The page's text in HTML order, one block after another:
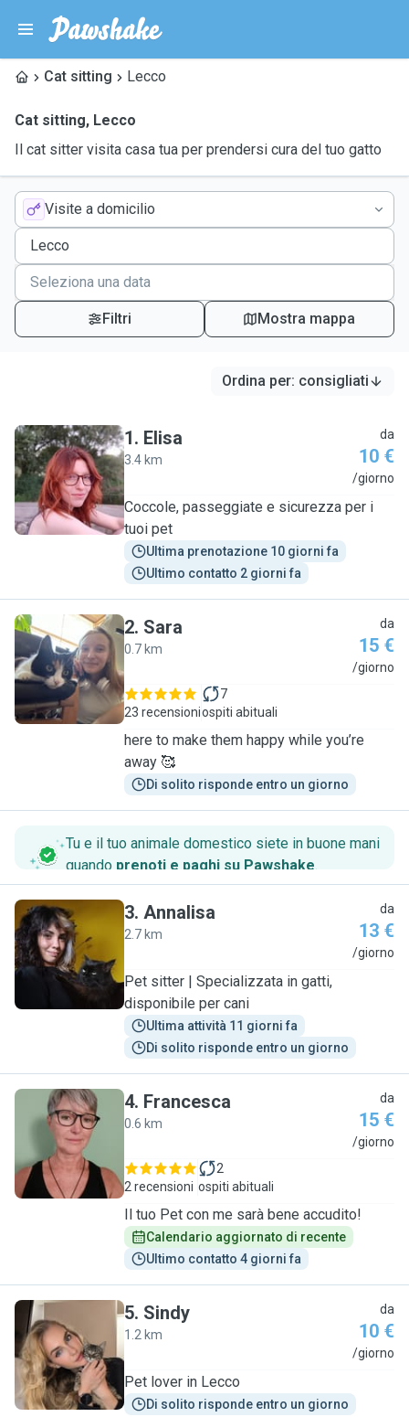
Cat sitting Lecco
Cat sitting, Lecco
Il cat sitter visita casa tua per prendersi cura del tuo gatto
Visite a domicilio
Filtri Mostra mappa
Ordina per: consigliati
E
1. Elisa
3.4 km
da
10 €
/giorno
Coccole, passeggiate e sicurezza per i
tuoi pet
Ultima prenotazione 10 giorni fa
Ultimo contatto 2 giorni fa
S
2. Sara
0.7 km
da
15 €
/giorno
23 recensioni
7
ospiti abituali
here to make them happy while you’re
away 🥰
Di solito risponde entro un giorno
Tu e il tuo animale domestico siete in buone mani
quando prenoti e paghi su Pawshake.
A
3. Annalisa
2.7 km
da
13 €
/giorno
Pet sitter | Specializzata in gatti,
disponibile per cani
Ultima attività 11 giorni fa
Di solito risponde entro un giorno
F
4. Francesca
0.6 km
da
15 €
/giorno
2 recensioni
2
ospiti abituali
Il tuo Pet con me sarà bene accudito!
Calendario aggiornato di recente
Ultimo contatto 4 giorni fa
S
5. Sindy
1.2 km
da
10 €
/giorno
Pet lover in Lecco
Di solito risponde entro un giorno